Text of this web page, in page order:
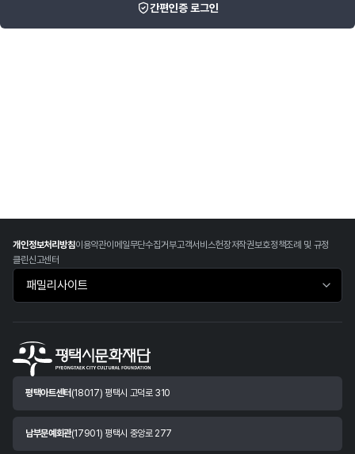
간편인증 로그인
개인정보처리방침이용약관이메일무단수집거부고객서비스헌장저작권보호정책조례 및 규정
클린신고센터
패밀리사이트 바로가기
평택아트센터 (18017) 평택시 고덕로 310
남부문예회관(17901) 평택시 중앙로 277